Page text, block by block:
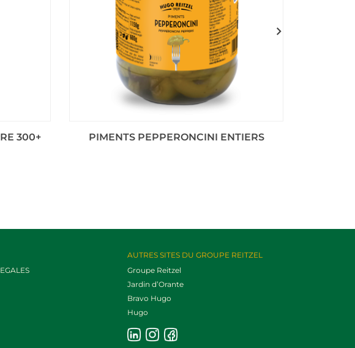
300+ PIMENTS PEPPERONCINI ENTIERS
AUTRES SITES DU GROUPE REITZEL
Groupe Reitzel
Jardin d’Orante
Bravo Hugo
Hugo